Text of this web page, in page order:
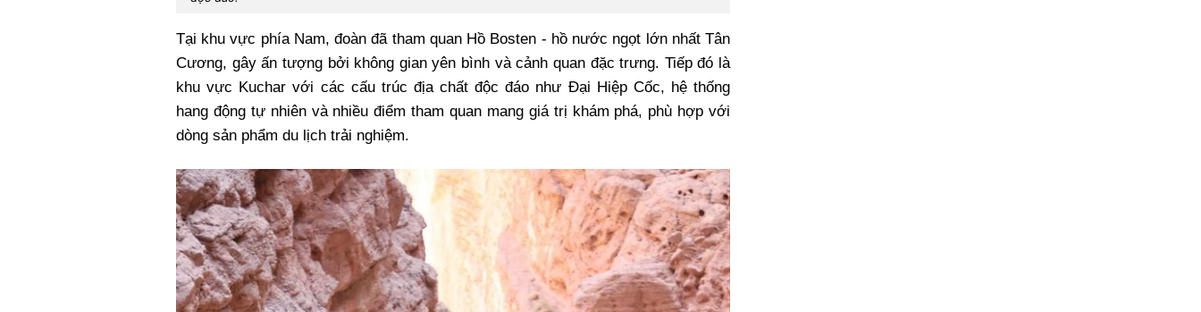
Tại khu vực phía Nam, đoàn đã tham quan Hồ Bosten - hồ nước ngọt lớn nhất Tân
Cương, gây ấn tượng bởi không gian yên bình và cảnh quan đặc trưng. Tiếp đó là
khu vực Kuchar với các cấu trúc địa chất độc đáo như Đại Hiệp Cốc, hệ thống
hang động tự nhiên và nhiều điểm tham quan mang giá trị khám phá, phù hợp với
dòng sản phẩm du lịch trải nghiệm.